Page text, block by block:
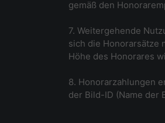
gemäß den
7. Weitergehende
sich die Honorarsätze
Höhe des Honorares
8. Honorarzahlungen
der Bild-ID (Name der